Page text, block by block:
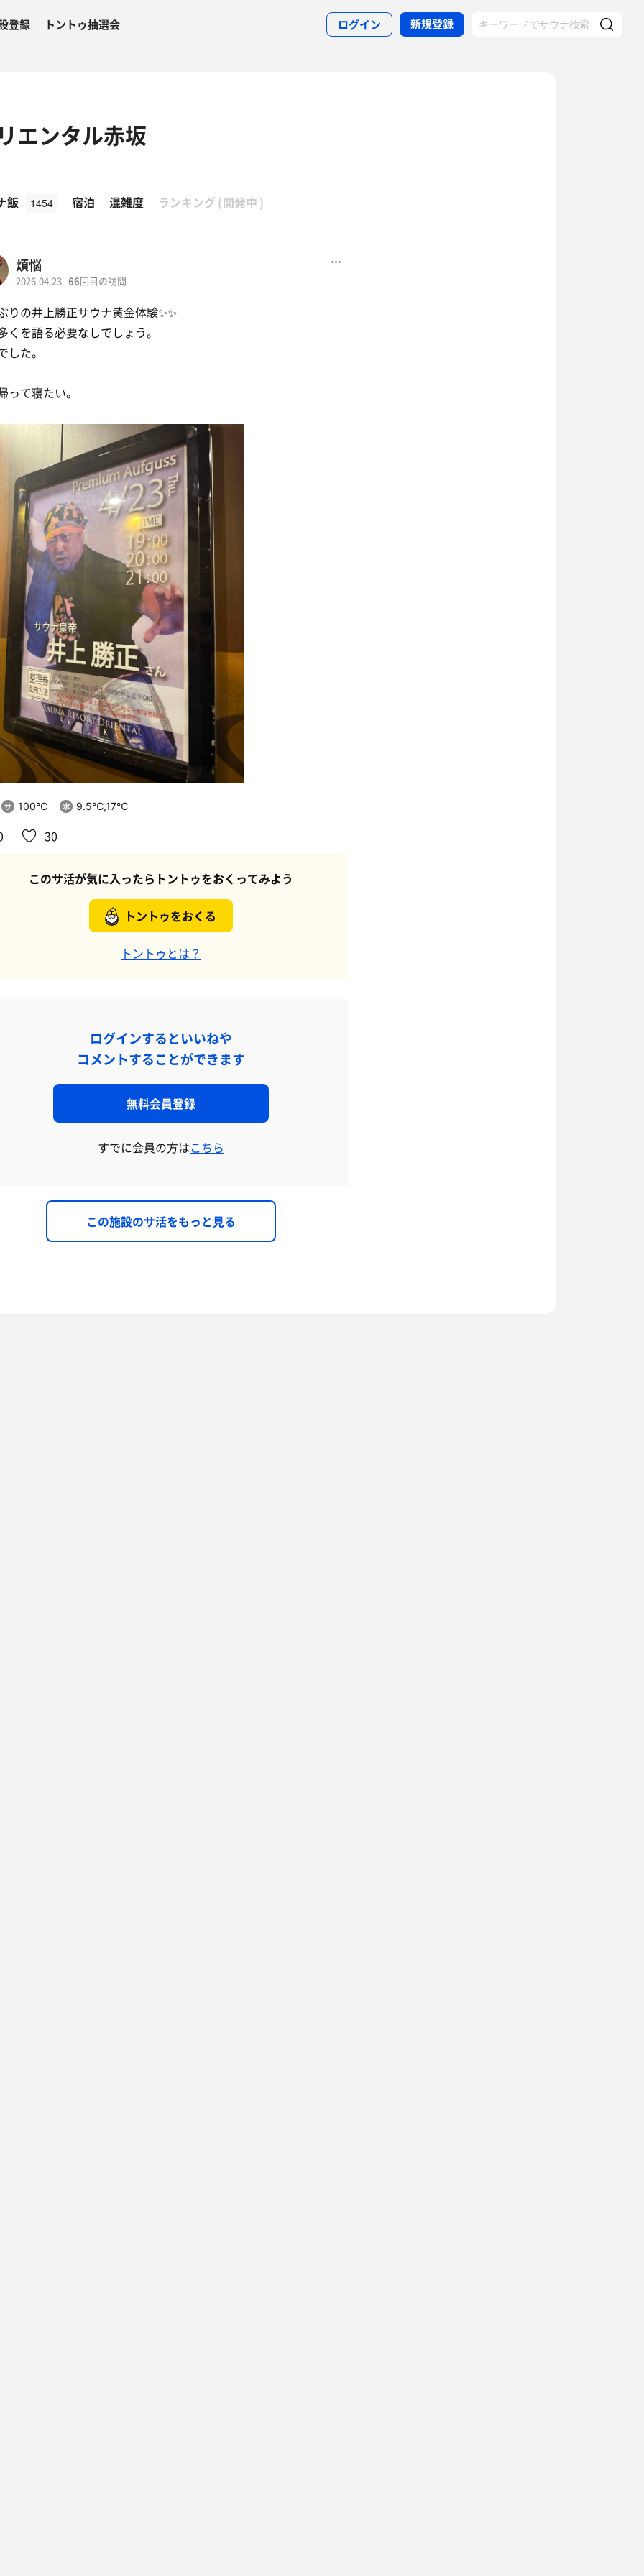
登録 トントゥ抽選会 ログイン 新規登録
エンタル赤坂
飯 1454 宿泊 混雑度 ランキング (開発中 )
煩悩
2026.04.23 66回目の訪問
りの井上勝正サウナ黄金体験✨✨
くを語る必要なしでしょう。
した。
って寝たい。
100℃ 9.5℃,17℃
30
このサ活が気に入ったらトントゥをおくってみよう
トントゥをおくる
トントゥとは？
ログインするといいねや
コメントすることができます
無料会員登録
すでに会員の方はこちら
この施設のサ活をもっと見る